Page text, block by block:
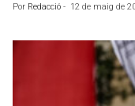
Por Redacció - 12 de maig de